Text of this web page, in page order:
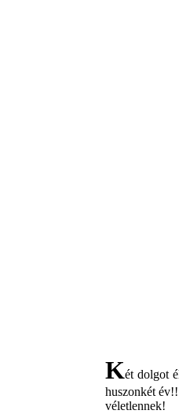
Két dolgot
huszonkét
véletlennek!